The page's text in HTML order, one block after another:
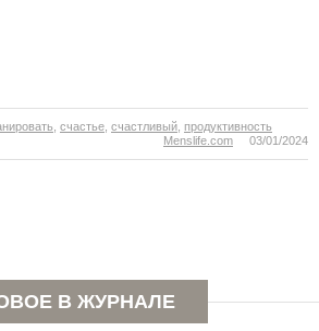
счастье счастливый продуктивность
03/01/2024
Menslife.com
В ЖУРНАЛЕ
повышает